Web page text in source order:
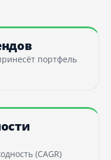
портфель
(CAGR)